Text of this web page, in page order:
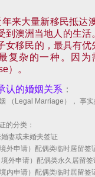
年来大量新移民抵达
到澳洲当地人的生
女移民的，最具有
复杂的一种。因
）。
认的婚姻关系 ：
（Legal Marriage）， 事
的分类：
婚妻或未婚夫签证
外申请）配偶类临时居留签
境外申请）配偶类永久居留签
内申请）配偶类临时居留签